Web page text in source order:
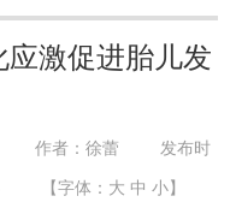
激促进胎儿发
作者：徐蕾 发布时
【字体： 大 中 小】